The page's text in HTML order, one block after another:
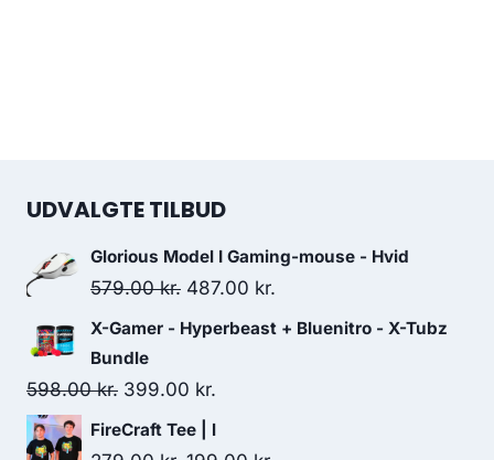
UDVALGTE TILBUD
Glorious Model I Gaming-mouse - Hvid
579.00kr. Original
price
579.00 kr..
487.00 kr.
price
X-Gamer - Hyperbeast + Bluenitro - X-Tubz
Bundle
598.00kr. Original
price
was:
399.00 kr.
price
is:
FireCraft Tee | l